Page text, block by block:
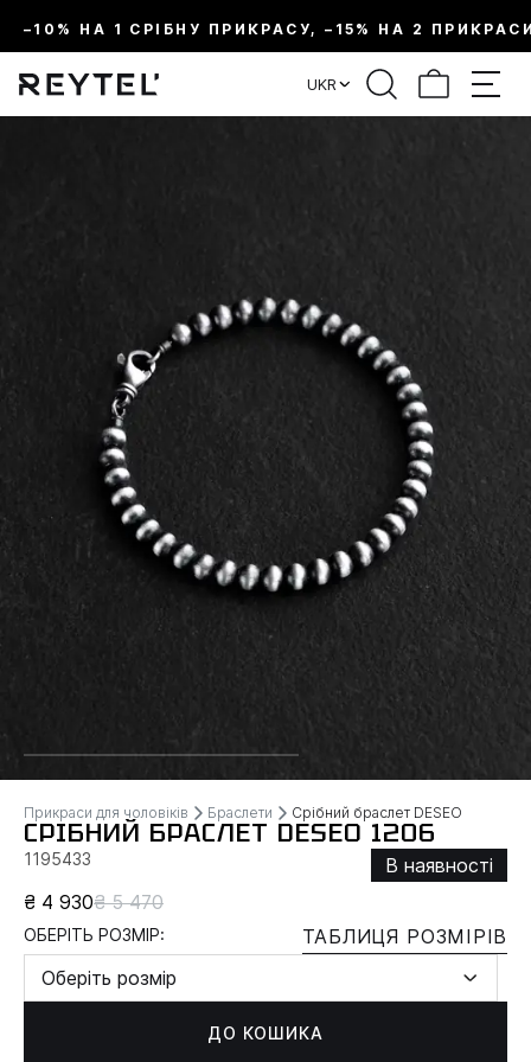
–10% НА 1 СРІБНУ ПРИКРАСУ, –15% НА 2
UKR
Прикраси для чоловіків Браслети Срібний браслет DESEO
СРІБНИЙ БРАСЛЕТ DESEO 1206
1195433
В наявності
₴ 4 930₴ 5 470
ОБЕРІТЬ РОЗМІР:
ТАБЛИЦЯ РОЗМІРІВ
Оберіть розмір
ДО КОШИКА